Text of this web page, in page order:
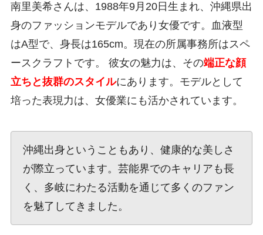
南里美希さんは、1988年9月20日生まれ、沖縄県出
身のファッションモデルであり女優です。血液型
はA型で、身長は165cm。現在の所属事務所はスペ
ースクラフトです。 彼女の魅力は、その端正な顔
立ちと抜群のスタイルにあります。モデルとして
培った表現力は、女優業にも活かされています。
沖縄出身ということもあり、健康的な美しさ
が際立っています。芸能界でのキャリアも長
く、多岐にわたる活動を通じて多くのファン
を魅了してきました。